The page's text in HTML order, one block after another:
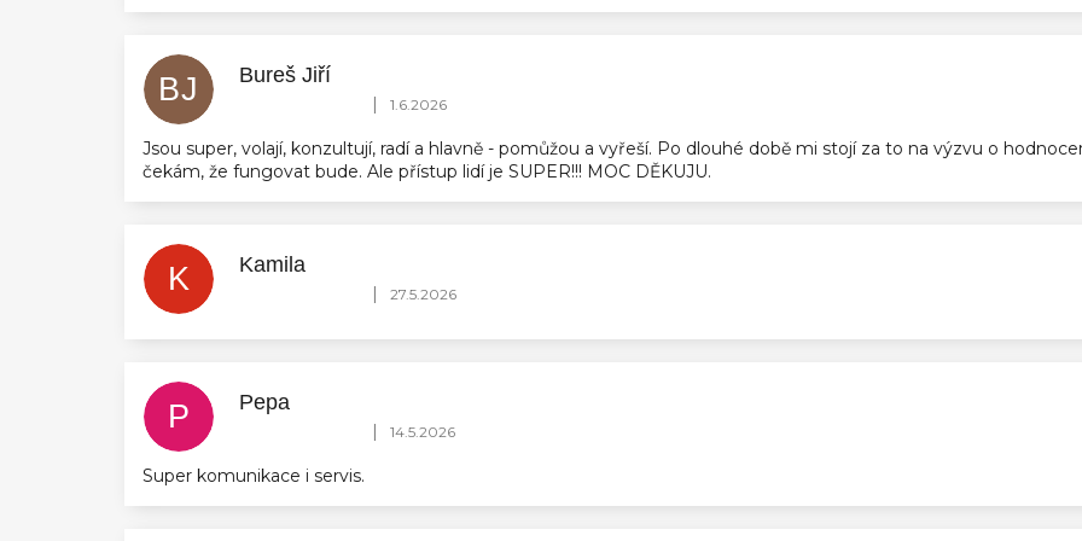
BJ Bureš Jiří
Hodnocení obchodu je 5 z 5 hvězdiček.
| 1.6.2026
Jsou super, volají, konzultují, radí a hlavně - pomůžou a vyřeší. Po dlouhé době mi stojí za to na výzvu o
čekám, že fungovat bude. Ale přístup lidí je SUPER!!! MOC DĚKUJU.
K Kamila
Hodnocení obchodu je 5 z 5 hvězdiček.
| 27.5.2026
P Pepa
Hodnocení obchodu je 5 z 5 hvězdiček.
| 14.5.2026
Super komunikace i servis.